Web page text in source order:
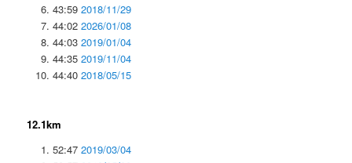
43:59 2018/11/29
44:02 2026/01/08
44:03 2019/01/04
44:35 2019/11/04
44:40 2018/05/15
12.1km
52:47 2019/03/04